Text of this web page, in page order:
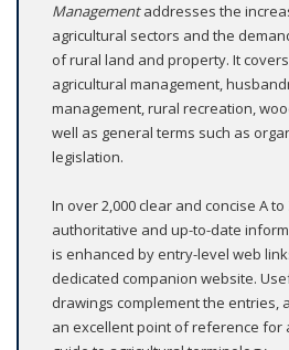
Management addresses the
agricultural sectors and the
of rural land and property. It
agricultural management,
management, rural recreation,
well as general terms such as
legislation.
In over 2,000 clear and concise A
authoritative and up-to-date
is enhanced by entry-level web
dedicated companion website.
drawings complement the entries,
an excellent point of reference for